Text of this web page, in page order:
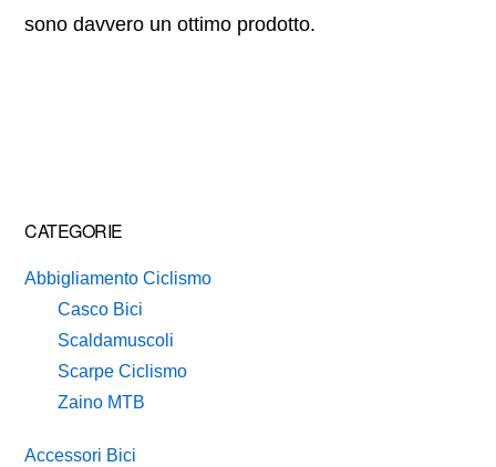
sono davvero un ottimo prodotto.
Primary
Sidebar
CATEGORIE
Abbigliamento Ciclismo
Casco Bici
Scaldamuscoli
Scarpe Ciclismo
Zaino MTB
Accessori Bici